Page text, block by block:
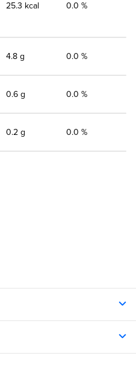
25.3 kcal 0.0 %
4.8 g 0.0 %
0.6 g 0.0 %
0.2 g 0.0 %